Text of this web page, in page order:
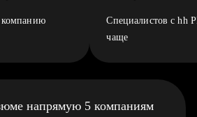
компанию
Специалистов с hh
чаще
напрямую 5 компаниям